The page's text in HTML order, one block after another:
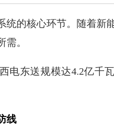
统的核心环节。随着新
。
电东送规模达4.2亿千
线